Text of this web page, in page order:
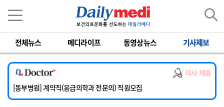
전체뉴스 메디라이프 동영상뉴스 기사제보
의사 채용
[서울아산병원] 2026년 하반기 인턴 모집
[영남대학교의료원] 마취통증의학과 임기제 임상의사 채용
[충남대학교병원] 소아청소년과(소아응급전담) 계약직 의사 공개채용
[동부병원] 계약직(응급의학과 전문의) 직원모집
[이대목동병원] 하반기 전공의(레지던트1년차) 모집
[서울아산병원] 2026년 하반기 인턴 모집